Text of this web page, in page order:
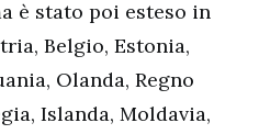
è stato poi esteso in
Belgio, Estonia,
Olanda, Regno
Islanda, Moldavia,